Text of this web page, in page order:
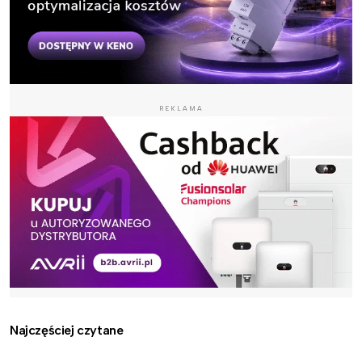
REKLAMA
Najczęściej czytane